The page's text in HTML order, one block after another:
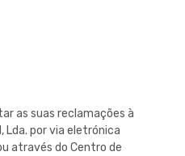
as suas reclamações à
Lda. por via eletrónica
através do Centro de